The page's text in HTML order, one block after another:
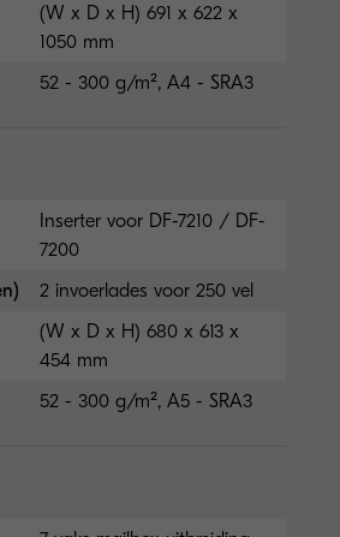
(W x D x H) 691 x 622 x
1050 mm
52 - 300 g/m², A4 - SRA3
Inserter voor DF-7210 / DF-
7200
2 invoerlades voor 250 vel
(W x D x H) 680 x 613 x
454 mm
52 - 300 g/m², A5 - SRA3